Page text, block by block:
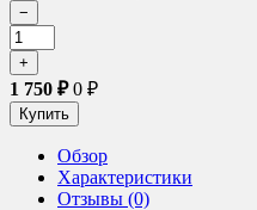
1 750 ₽0 ₽
Обзор
Характеристики
Отзывы (0)